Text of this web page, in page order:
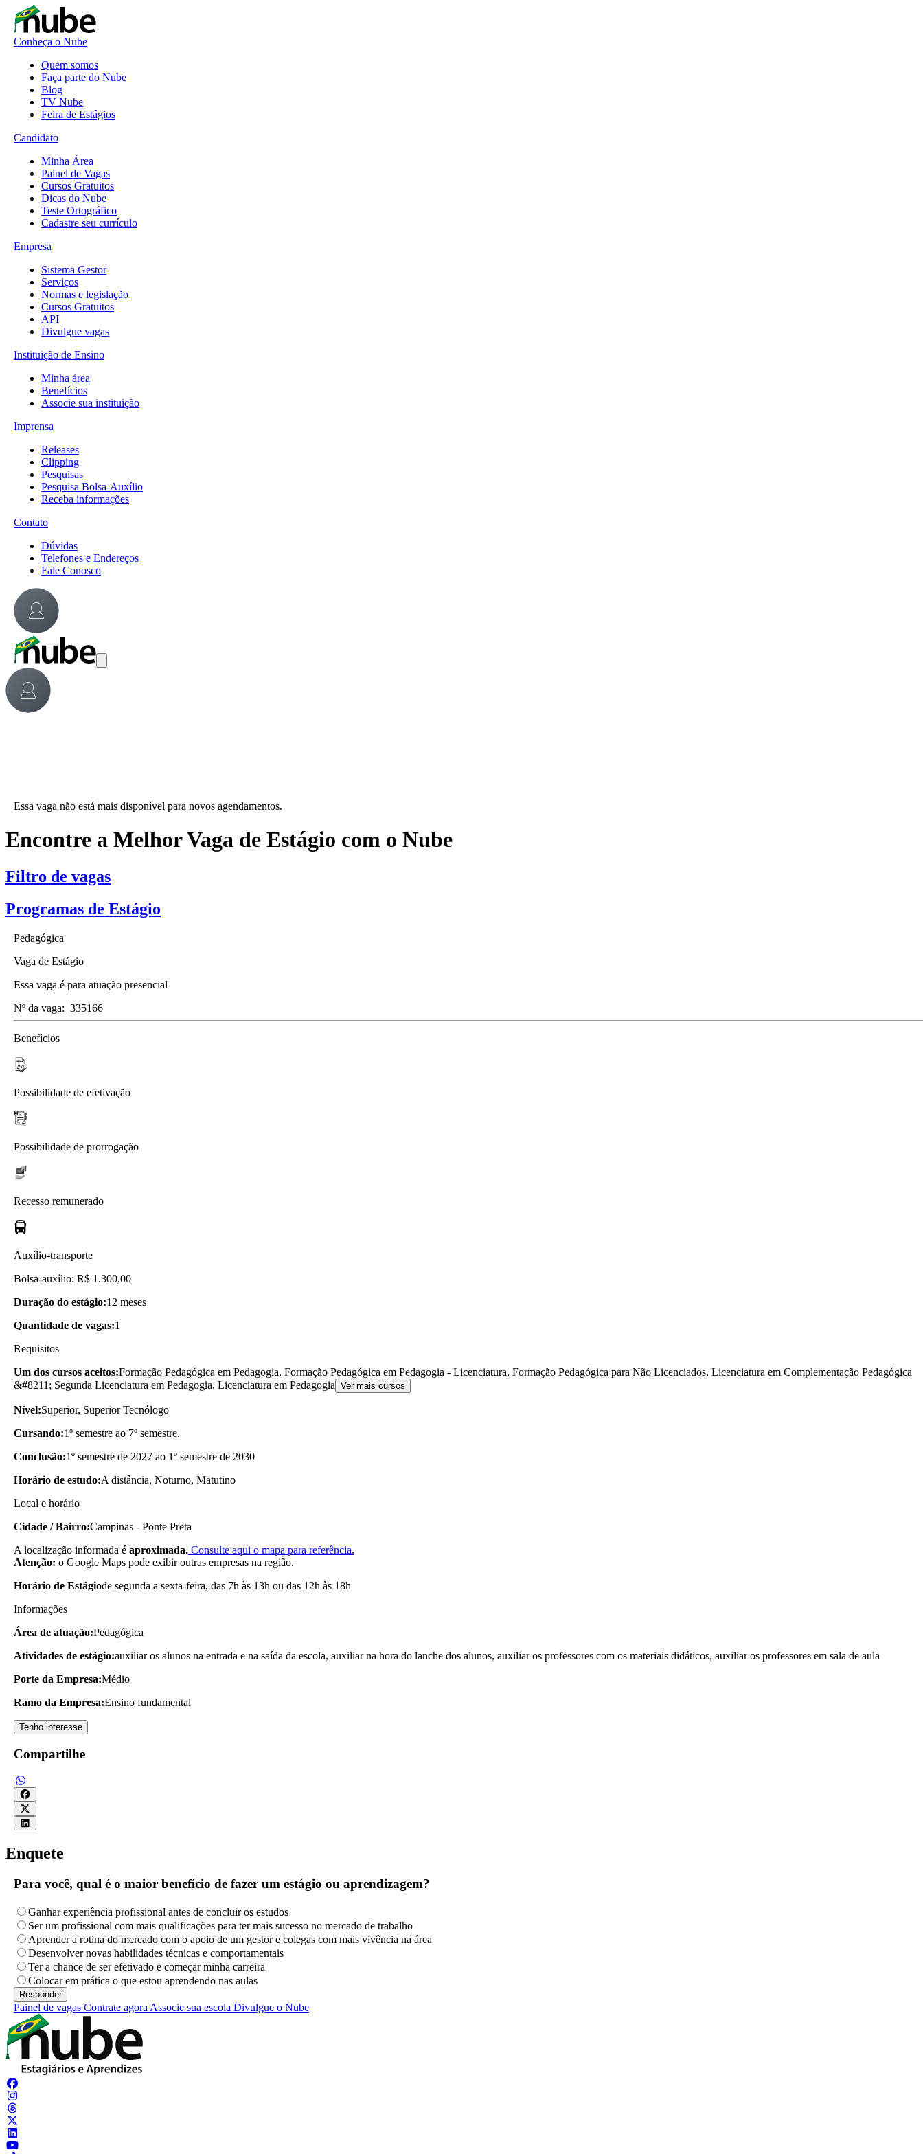
Conheça o Nube
Quem somos
Faça parte do Nube
Blog
TV Nube
Feira de Estágios
Candidato
Minha Área
Painel de Vagas
Cursos Gratuitos
Dicas do Nube
Teste Ortográfico
Cadastre seu currículo
Empresa
Sistema Gestor
Serviços
Normas e legislação
Cursos Gratuitos
API
Divulgue vagas
Instituição de Ensino
Minha área
Benefícios
Associe sua instituição
Imprensa
Releases
Clipping
Pesquisas
Pesquisa Bolsa-Auxílio
Receba informações
Contato
Dúvidas
Telefones e Endereços
Fale Conosco
Essa vaga não está mais disponível para novos agendamentos.
Encontre a Melhor Vaga de Estágio com o Nube
Filtro de vagas
Programas de Estágio
Pedagógica
Vaga de Estágio
Essa vaga é para atuação presencial
Nº da vaga: 335166
Benefícios
Possibilidade de efetivação
Possibilidade de prorrogação
Recesso remunerado
Auxílio-transporte
Bolsa-auxílio: R$ 1.300,00
Duração do estágio:12 meses
Quantidade de vagas:1
Requisitos
Um dos cursos aceitos:Formação Pedagógica em Pedagogia, Formação Pedagógica em Pedagogia - Licenciatura, Formação Pedagógica para Não Licenciados, Licenciatura em Complementação Pedagógica
&#8211; Segunda Licenciatura em Pedagogia, Licenciatura em Pedagogia Ver mais cursos
Nível:Superior, Superior Tecnólogo
Cursando:1º semestre ao 7º semestre.
Conclusão:1º semestre de 2027 ao 1º semestre de 2030
Horário de estudo:A distância, Noturno, Matutino
Local e horário
Cidade / Bairro:Campinas - Ponte Preta
A localização informada é aproximada. Consulte aqui o mapa para referência.
Atenção: o Google Maps pode exibir outras empresas na região.
Horário de Estágiode segunda a sexta-feira, das 7h às 13h ou das 12h às 18h
Informações
Área de atuação:Pedagógica
Atividades de estágio:auxiliar os alunos na entrada e na saída da escola, auxiliar na hora do lanche dos alunos, auxiliar os professores com os materiais didáticos, auxiliar os professores em sala de aula
Porte da Empresa:Médio
Ramo da Empresa:Ensino fundamental
Tenho interesse
Compartilhe
Enquete
Para você, qual é o maior benefício de fazer um estágio ou aprendizagem?
Ganhar experiência profissional antes de concluir os estudos
Ser um profissional com mais qualificações para ter mais sucesso no mercado de trabalho
Aprender a rotina do mercado com o apoio de um gestor e colegas com mais vivência na área
Desenvolver novas habilidades técnicas e comportamentais
Ter a chance de ser efetivado e começar minha carreira
Colocar em prática o que estou aprendendo nas aulas
Painel de vagas Contrate agora Associe sua escola Divulgue o Nube